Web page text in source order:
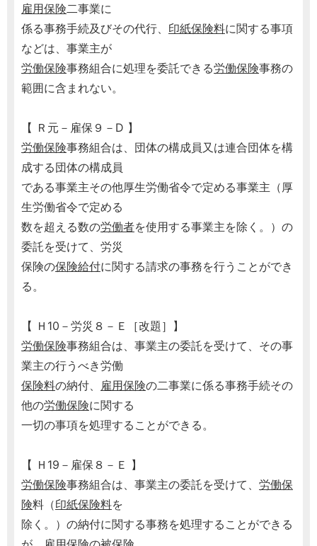
雇用保険二事業に
係る事務手続及びその代行、 印紙保険料に関する事項
などは、事業主が
労働保険事務組合に処理を委託できる労働保険事務の
範囲に含まれない。
【 Ｒ元－雇保９－D 】
労働保険事務組合は、団体の構成員又は連合団体を構
成する団体の構成員
である事業主その他厚生労働省令で定める事業主（厚
生労働省令で定める
数を超える数の労働者を使用する事業主を除く。）の
委託を受けて、労災
保険の保険給付に関する請求の事務を行うことができ
る。
【 Ｈ10－労災８－Ｅ［改題］】
労働保険事務組合は、事業主の委託を受けて、その事
業主の行うべき労働
保険料の納付、 雇用保険の二事業に係る事務手続その
他の労働保険に関する
一切の事項を処理することができる。
【 Ｈ19－雇保８－Ｅ 】
労働保険事務組合は、事業主の委託を受けて、 労働保
険料（印紙保険料を
除く。）の納付に関する事務を処理することができる